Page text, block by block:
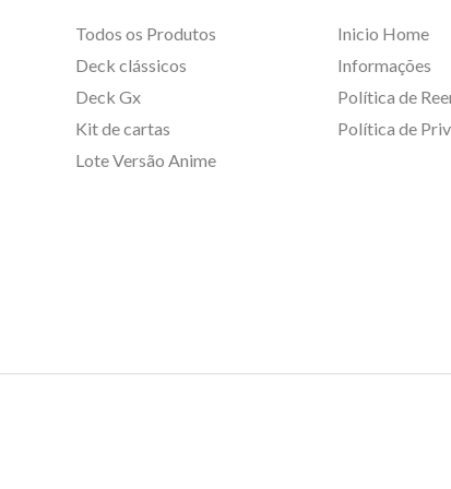
Todos os Produtos
Deck clássicos
Deck Gx
Kit de cartas
Lote Versão Anime
Inicio Home
Informações
Política de
Política de